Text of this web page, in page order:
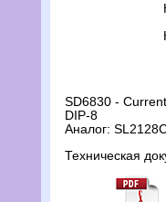
SD6830 -
DIP-8
Аналог:
Техническая